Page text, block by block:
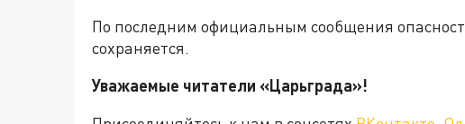
По последним официальным сообщения
сохраняется.
Уважаемые читатели «Царьграда»!